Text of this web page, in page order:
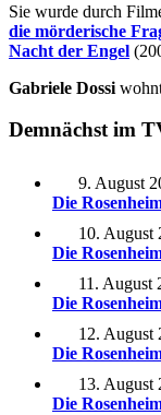
Sie wurde durch
die mörderische
Nacht der Engel
Gabriele Dossi
Demnächst im
9. August
Die
10. August
Die
11. August
Die
12. August
Die
13. August
Die